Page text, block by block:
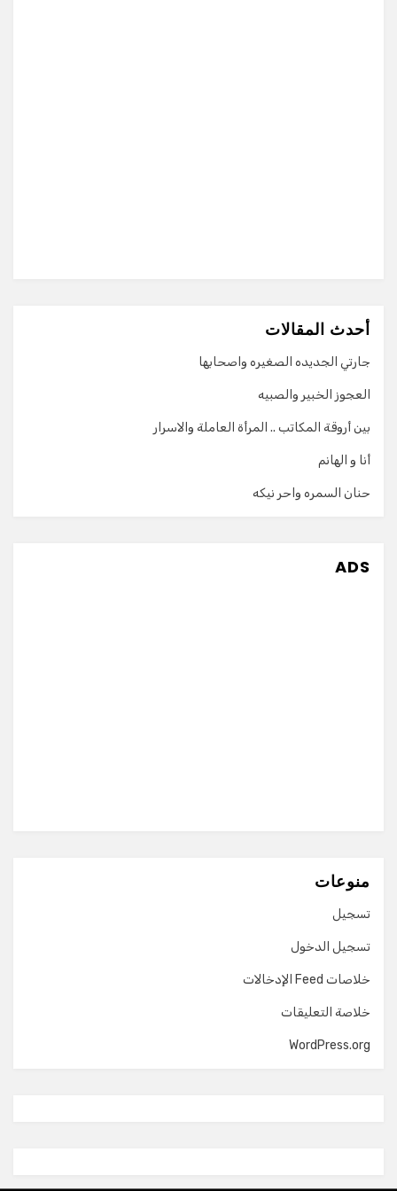
أحدث المقالات
جارتي الجديده الصغيره واصحابها
العجوز الخبير والصبيه
بين أروقة المكاتب .. المرأة العاملة والاسرار
أنا و الهانم
حنان السمره واحر نيكه
ADS
منوعات
تسجيل
تسجيل الدخول
خلاصات Feed الإدخالات
خلاصة التعليقات
WordPress.org